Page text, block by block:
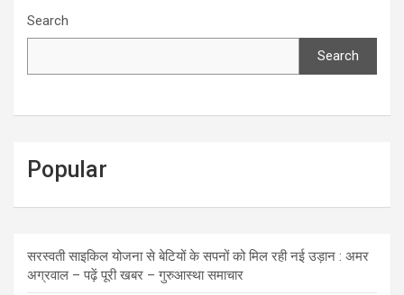
Search
Search
Popular
सरस्वती साइकिल योजना से बेटियों के सपनों को मिल रही नई उड़ान : अमर
अग्रवाल – पढ़ें पूरी खबर – गुरुआस्था समाचार